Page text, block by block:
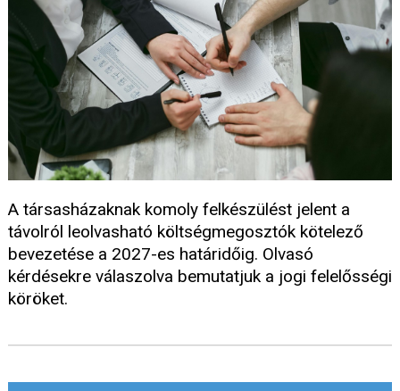
A társasházaknak komoly felkészülést jelent a
távolról leolvasható költségmegosztók kötelező
bevezetése a 2027-es határidőig. Olvasó
kérdésekre válaszolva bemutatjuk a jogi felelősségi
köröket.